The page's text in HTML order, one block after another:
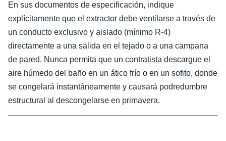
En sus documentos de especificación, indique
explícitamente que el extractor debe ventilarse a través de
un conducto exclusivo y aislado (mínimo R-4)
directamente a una salida en el tejado o a una campana
de pared. Nunca permita que un contratista descargue el
aire húmedo del baño en un ático frío o en un sofito, donde
se congelará instantáneamente y causará podredumbre
estructural al descongelarse en primavera.